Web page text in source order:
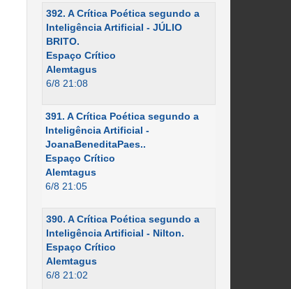
392. A Crítica Poética segundo a
Inteligência Artificial - JÚLIO
BRITO.
Espaço Crítico
Alemtagus
6/8 21:08
391. A Crítica Poética segundo a
Inteligência Artificial -
JoanaBeneditaPaes..
Espaço Crítico
Alemtagus
6/8 21:05
390. A Crítica Poética segundo a
Inteligência Artificial - Nilton.
Espaço Crítico
Alemtagus
6/8 21:02